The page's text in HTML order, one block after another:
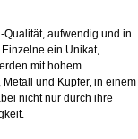
aufwendig und in
ein Unikat,
mit hohem
und Kupfer, in einem
nicht nur durch ihre